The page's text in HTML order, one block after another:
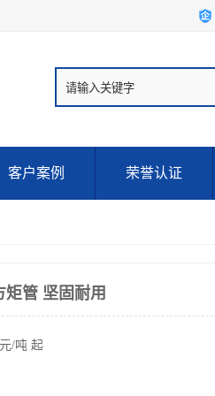
客户案例 荣誉认证
矩管 坚固耐用
元/吨 起